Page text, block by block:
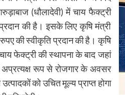
(धौलादेवी) में चाय फैक्ट्री
की है। इसके लिए कृषि मंत्री
की स्वीकृति प्रदान की है। कृषि
फेक्ट्री की स्थापना के बाद जहां
अप्रत्यक्ष रूप से रोजगार के अवसर
को उचित मूल्य प्राप्त होगा